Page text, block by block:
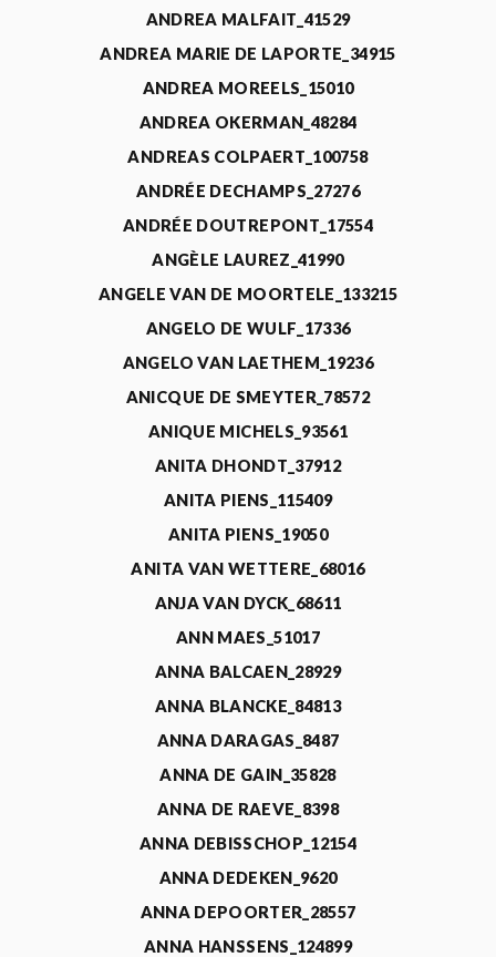
ANDREA MALFAIT_41529
ANDREA MARIE DE LAPORTE_34915
ANDREA MOREELS_15010
ANDREA OKERMAN_48284
ANDREAS COLPAERT_100758
ANDRÉE DECHAMPS_27276
ANDRÉE DOUTREPONT_17554
ANGÈLE LAUREZ_41990
ANGELE VAN DE MOORTELE_133215
ANGELO DE WULF_17336
ANGELO VAN LAETHEM_19236
ANICQUE DE SMEYTER_78572
ANIQUE MICHELS_93561
ANITA DHONDT_37912
ANITA PIENS_115409
ANITA PIENS_19050
ANITA VAN WETTERE_68016
ANJA VAN DYCK_68611
ANN MAES_51017
ANNA BALCAEN_28929
ANNA BLANCKE_84813
ANNA DARAGAS_8487
ANNA DE GAIN_35828
ANNA DE RAEVE_8398
ANNA DEBISSCHOP_12154
ANNA DEDEKEN_9620
ANNA DEPOORTER_28557
ANNA HANSSENS_124899